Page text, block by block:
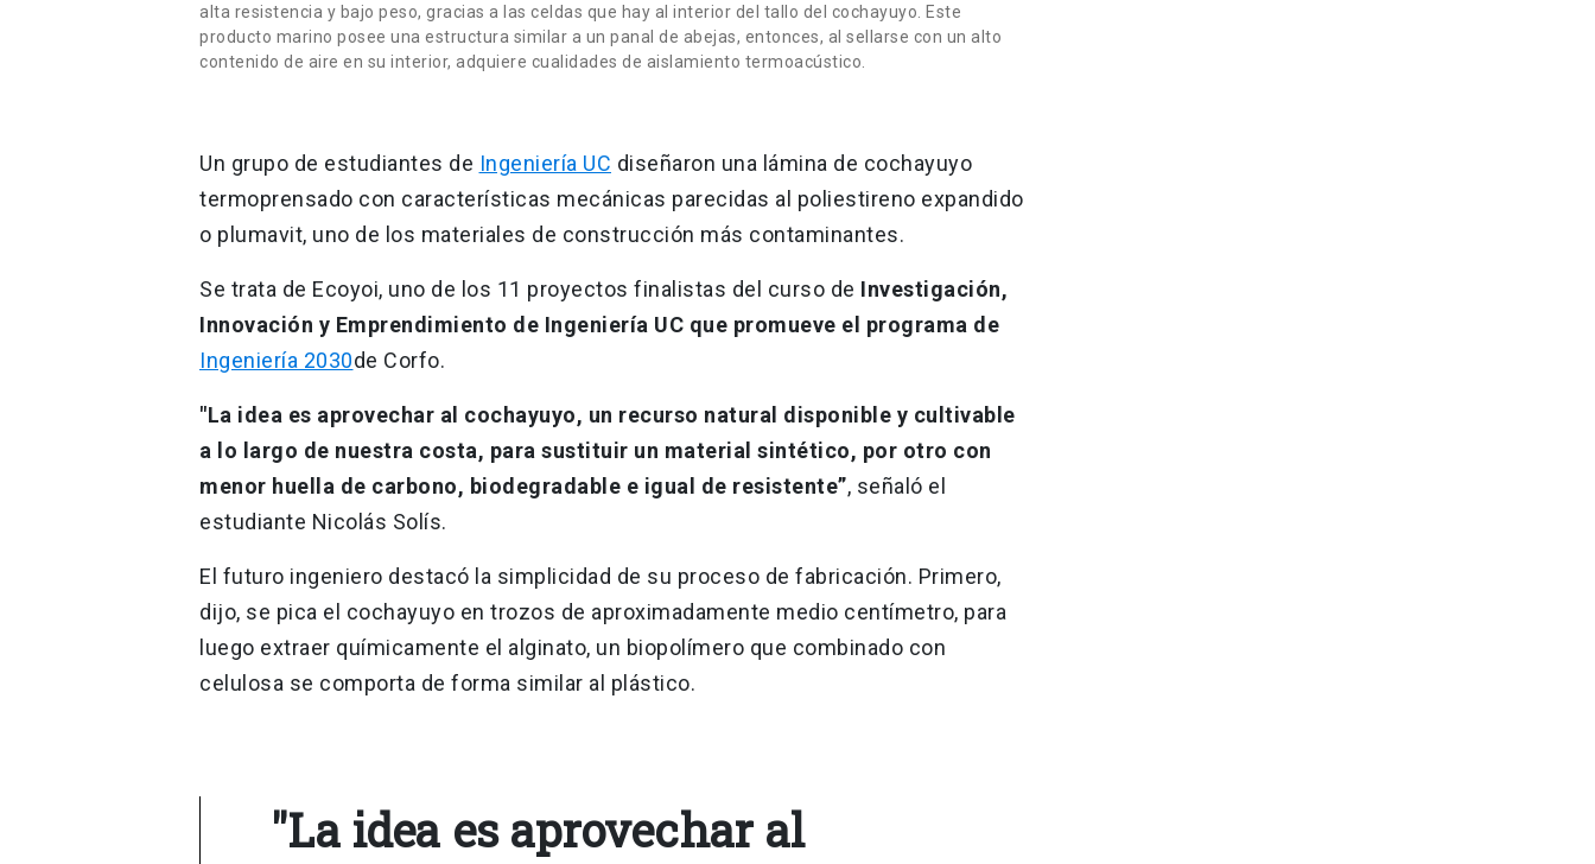
alta resistencia y bajo peso, gracias a las celdas que hay al interior del tallo del cochayuyo. Este
producto marino posee una estructura similar a un panal de abejas, entonces, al sellarse con un alto
contenido de aire en su interior, adquiere cualidades de aislamiento termoacústico.
Un grupo de estudiantes de Ingeniería UC diseñaron una lámina de cochayuyo
termoprensado con características mecánicas parecidas al poliestireno expandido
o plumavit, uno de los materiales de construcción más contaminantes.
Se trata de Ecoyoi, uno de los 11 proyectos finalistas del curso de Investigación,
Innovación y Emprendimiento de Ingeniería UC que promueve el programa de
Ingeniería 2030de Corfo.
"La idea es aprovechar al cochayuyo, un recurso natural disponible y cultivable
a lo largo de nuestra costa, para sustituir un material sintético, por otro con
menor huella de carbono, biodegradable e igual de resistente”, señaló el
estudiante Nicolás Solís.
El futuro ingeniero destacó la simplicidad de su proceso de fabricación. Primero,
dijo, se pica el cochayuyo en trozos de aproximadamente medio centímetro, para
luego extraer químicamente el alginato, un biopolímero que combinado con
celulosa se comporta de forma similar al plástico.
"La idea es aprovechar al